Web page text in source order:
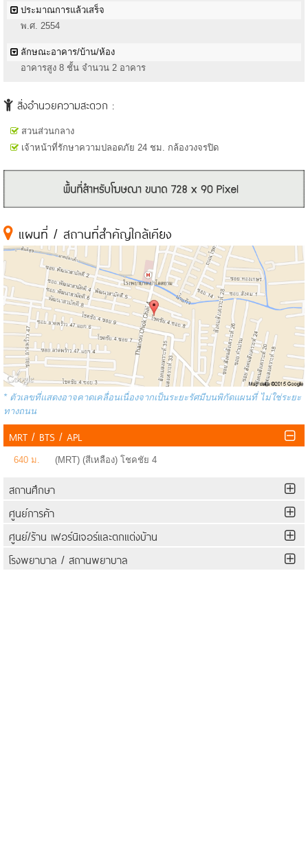
ประมาณการแล้วเสร็จ
พ.ศ. 2554
ลักษณะอาคาร/บ้าน/ห้อง
อาคารสูง 8 ชั้น จำนวน 2 อาคาร
สิ่งอำนวยความสะดวก :
สวนส่วนกลาง
เจ้าหน้าที่รักษาความปลอดภัย 24 ชม. กล้องวงจรปิด
แผนที่ / สถานที่สำคัญใกล้เคียง
* ตัวเลขที่แสดงอาจคาดเคลื่อนเนื่องจากเป็นระยะรัศมีบนพิกัดแผนที่ ไม่ใช่ระยะ
ทางถนน
MRT / BTS / APL
640 ม. (MRT) (สีเหลือง) โชคชัย 4
สถานศึกษา
ศูนย์การค้า
ศูนย์/ร้าน เฟอร์นิเจอร์และตกแต่งบ้าน
โรงพยาบาล / สถานพยาบาล